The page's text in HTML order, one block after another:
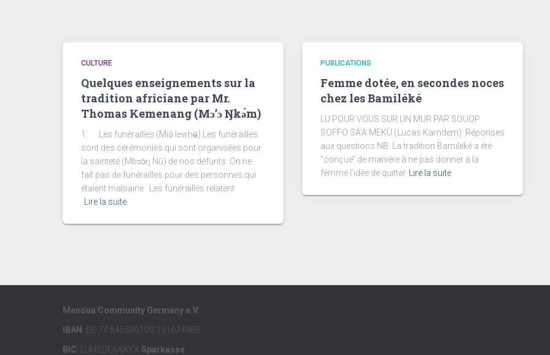
CULTURE
Quelques enseignements sur la
tradition africiane par Mr.
Thomas Kemenang (Mɔ’ɔ Ŋkǝ́m)
1. Les funérailles (Miá lewhʉ̄) Les funérailles
sont des cérémonies qui sont organisées pour
la sainteté (Mbɔɔ̄ŋ Nū) de nos défunts. On ne
fait pas de funérailles pour des personnes qui
étaient malsaine. Les funérailles relatent
Lire la suite
PUBLICATIONS
Femme dotée, en secondes noces
chez les Bamiléké
LU POUR VOUS SUR UN MUR PAR SOUOP
SOFFO SA’A MEKÙ (Lucas Kamdem): Réponses
aux questions NB: La tradition Bamiléké a été
‘’conçue’’ de manière à ne pas donner à la
femme l’idée de quitter
Lire la suite
Menoua Community Germany e.V.
IBAN : DE 77 545500100 191674985
BIC: LUHSDE6AXXX Sparkasse